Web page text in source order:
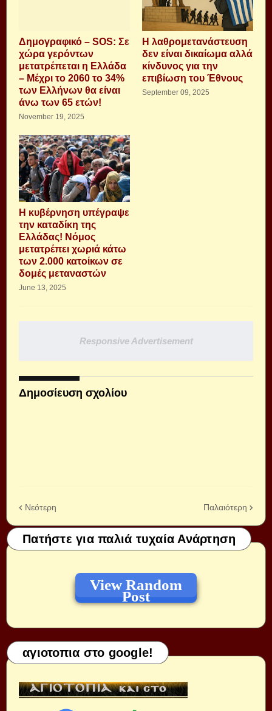
Δημογραφικό – SOS: Σε
χώρα γερόντων
μετατρέπεται η Ελλάδα
– Μέχρι το 2060 το 34%
των Ελλήνων θα είναι
άνω των 65 ετών!
November 19, 2025
H λαθρομετανάστευση
δεν είναι δικαίωμα αλλά
κίνδυνος για την
επιβίωση του Έθνους
September 09, 2025
Η κυβέρνηση υπέγραψε
την καταδίκη της
Ελλάδας! Νόμος
μετατρέπει χωριά κάτω
των 2.000 κατοίκων σε
δομές μεταναστών
June 13, 2025
Responsive Advertisement
Δημοσίευση σχολίου
Νεότερη Παλαιότερη
Πατήστε για παλιά τυχαία Ανάρτηση
View Random
Post
αγιοτοπια στο google!